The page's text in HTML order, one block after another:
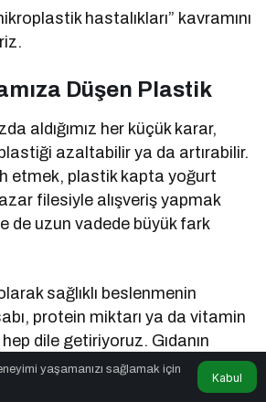
hastalıkları” kavramını
Düşen Plastik
aldığımız her küçük karar,
azaltabilir ya da artırabilir.
etmek, plastik kapta yoğurt
filesiyle alışveriş yapmak
de uzun vadede büyük fark
sağlıklı beslenmenin
protein miktarı ya da vitamin
hep dile getiriyoruz. Gıdanın
çevresel faktörleri de en az
önemli. Çünkü vücudumuzu
yaşamanızı sağlamak için
Kabul